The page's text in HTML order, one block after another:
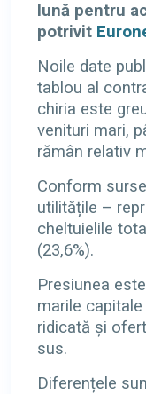
lună pentru
potrivit
Noile date
tablou al
chiria este
venituri mari,
rămân relativ
Conform
utilitățile –
cheltuielile
(23,6%).
Presiunea
marile
ridicată și
sus.
Diferențele